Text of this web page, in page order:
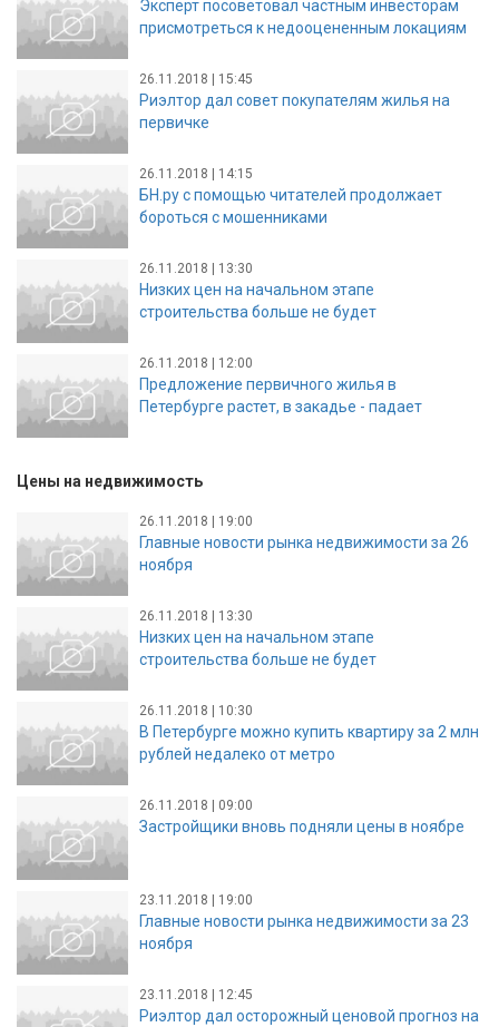
Эксперт посоветовал частным инвесторам
присмотреться к недооцененным локациям
26.11.2018 | 15:45
Риэлтор дал совет покупателям жилья на
первичке
26.11.2018 | 14:15
БН.ру с помощью читателей продолжает
бороться с мошенниками
26.11.2018 | 13:30
Низких цен на начальном этапе
строительства больше не будет
26.11.2018 | 12:00
Предложение первичного жилья в
Петербурге растет, в закадье - падает
Цены на недвижимость
26.11.2018 | 19:00
Главные новости рынка недвижимости за 26
ноября
26.11.2018 | 13:30
Низких цен на начальном этапе
строительства больше не будет
26.11.2018 | 10:30
В Петербурге можно купить квартиру за 2 млн
рублей недалеко от метро
26.11.2018 | 09:00
Застройщики вновь подняли цены в ноябре
23.11.2018 | 19:00
Главные новости рынка недвижимости за 23
ноября
23.11.2018 | 12:45
Риэлтор дал осторожный ценовой прогноз на